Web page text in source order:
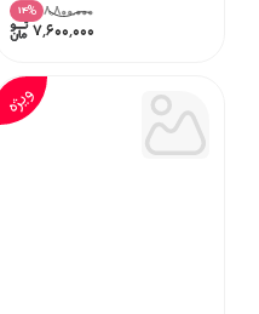
۸٬۸۰۰٬۰۰۰ %
14
۷٬۶۰۰٬۰۰۰
ویژه